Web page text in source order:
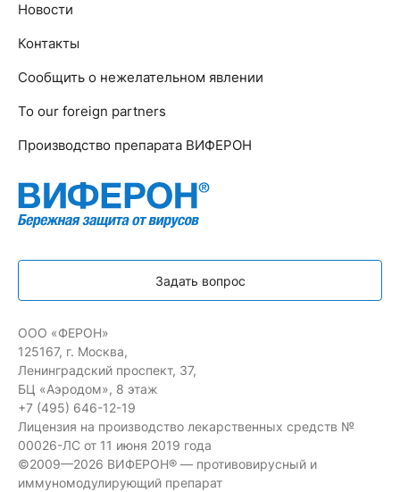
Новости
Контакты
Сообщить о нежелательном явлении
To our foreign partners
Производство препарата ВИФЕРОН
Задать вопрос
ООО «ФЕРОН»
125167, г. Москва,
Ленинградский проспект, 37,
БЦ «Аэродом», 8 этаж
+7 (495) 646-12-19
Лицензия на производство лекарственных средств №
00026-ЛС от 11 июня 2019 года
©2009—2026 ВИФЕРОН® — противовирусный и
иммуномодулирующий препарат